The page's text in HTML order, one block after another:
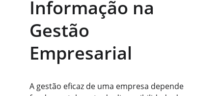
Informação na
Gestão
Empresarial
A gestão eficaz de uma empresa depende